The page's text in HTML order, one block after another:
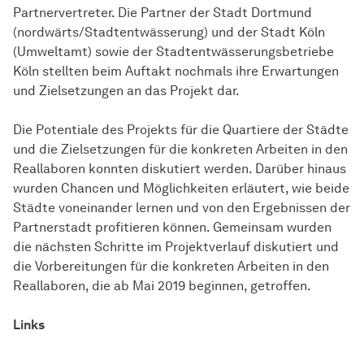
Partnervertreter. Die Partner der Stadt Dortmund
(nordwärts/Stadtentwässerung) und der Stadt Köln
(Umweltamt) sowie der Stadtentwässerungsbetriebe
Köln stellten beim Auftakt nochmals ihre Erwartungen
und Zielsetzungen an das Projekt dar.
Die Potentiale des Projekts für die Quartiere der Städte
und die Zielsetzungen für die konkreten Arbeiten in den
Reallaboren konnten diskutiert werden. Darüber hinaus
wurden Chancen und Möglichkeiten erläutert, wie beide
Städte voneinander lernen und von den Ergebnissen der
Partnerstadt profitieren können. Gemeinsam wurden
die nächsten Schritte im Projektverlauf diskutiert und
die Vorbereitungen für die konkreten Arbeiten in den
Reallaboren, die ab Mai 2019 beginnen, getroffen.
Links